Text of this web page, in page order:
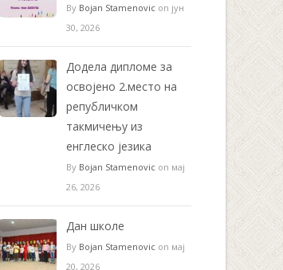
By Bojan Stamenovic on јун
30, 2026
Додела дипломе за
освојено 2.место на
републичком
такмичењу из
енглеско језика
By Bojan Stamenovic on мај
26, 2026
Дан школе
By Bojan Stamenovic on мај
20, 2026